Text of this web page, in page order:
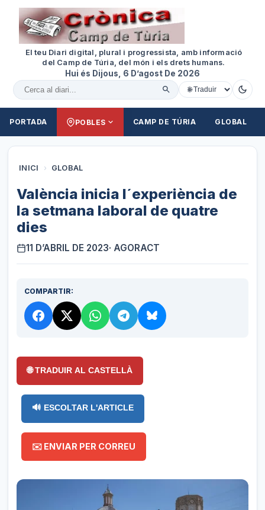
El teu Diari digital, plural i progressista, amb informació
del Camp de Túria, del món i els drets humans.
Hui és Dijous, 6 D’agost De 2026
Cercar al diari
PORTADA POBLES CAMP DE TÚRIA GLOBAL
INICI › GLOBAL
València inicia l´experiència de
la setmana laboral de quatre
dies
11 D’ABRIL DE 2023· AGORACT
COMPARTIR:
🌐 TRADUIR AL CASTELLÀ
🔊 ESCOLTAR L'ARTICLE
✉️ ENVIAR PER CORREU